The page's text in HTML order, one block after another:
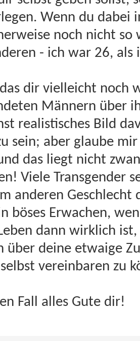
Wenn du dabei
noch nicht so
- ich war 26, als
dir vielleicht noch
Männern über
realistisches Bild
sein; aber glaube
das liegt nicht
Viele Transgender
anderen
böses Erwachen,
dann wirklich
über deine etwaige
vereinbaren zu
Fall alles Gute dir!